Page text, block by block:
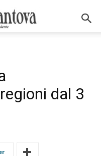
dal 3